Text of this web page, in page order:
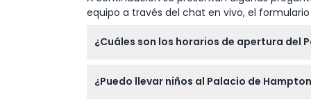
equipo a través del chat en vivo, el
¿Cuáles son los horarios de apertura del
invierno (de principios de noviembre a
¿Puedo llevar niños al Palacio de